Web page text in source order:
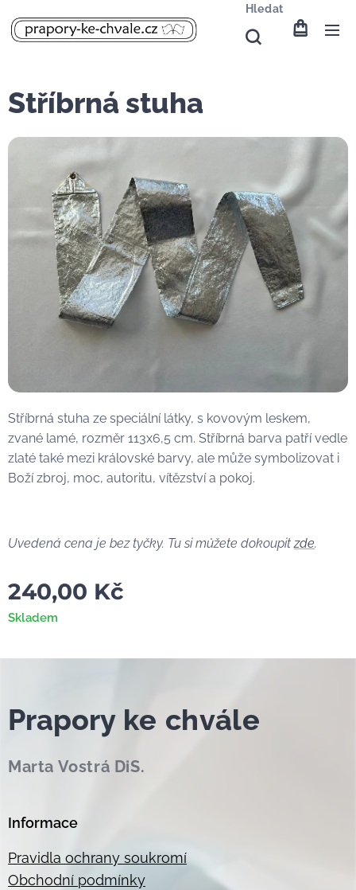
Hledat
Stříbrná stuha
Stříbrná stuha ze speciální látky, s kovovým leskem,
zvané lamé, rozměr 113x6,5 cm. Stříbrná barva patří vedle
zlaté také mezi královské barvy, ale může symbolizovat i
Boží zbroj, moc, autoritu, vítězství a pokoj.
Uvedená cena je bez tyčky. Tu si můžete dokoupitzde.
240,00 Kč
Skladem
Prapory ke chvále
Marta Vostrá DiS.
Informace
Pravidla ochrany soukromí
Obchodní podmínky